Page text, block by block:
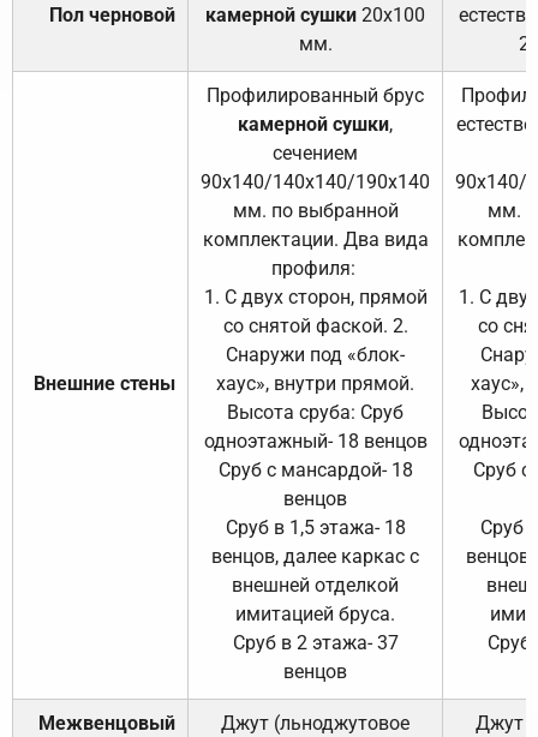
Пол черновой
камерной сушки 20х100
мм.
Внешние стены
Профилированный брус
камерной сушки,
сечением
90х140/140х140/190х140
мм. по выбранной
комплектации. Два вида
профиля:
1. С двух сторон, прямой
со снятой фаской. 2.
Снаружи под «блок-
хаус», внутри прямой.
Высота сруба: Сруб
одноэтажный- 18 венцов
Сруб с мансардой- 18
венцов
Сруб в 1,5 этажа- 18
венцов, далее каркас с
внешней отделкой
имитацией бруса.
Сруб в 2 этажа- 37
венцов
90х140/
мм.
1. С
со
хаус»,
Сруб с
Сруб
Сруб
Межвенцовый
Джут (льноджутовое
Джут